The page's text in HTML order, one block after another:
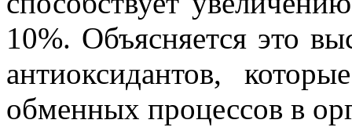
10%. Объясняется это
антиоксидантов,
обменных процессов в